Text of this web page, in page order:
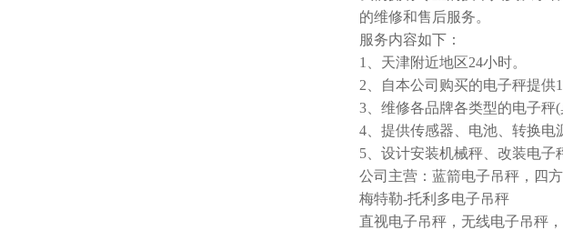
的维修和售后服务。
服务内容如下：
1、天津附近地区24小时。
2、自本公司购买的电子秤提供
3、维修各品牌各类型的电子秤
4、提供传感器、电池、转换电
5、设计安装机械秤、改装电子
公司主营：蓝箭电子吊秤，四
梅特勒-托利多电子吊秤
直视电子吊秤，无线电子吊秤